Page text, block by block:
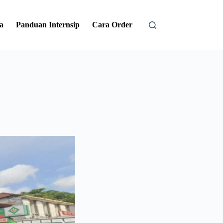
Panduan Internsip Cara Order